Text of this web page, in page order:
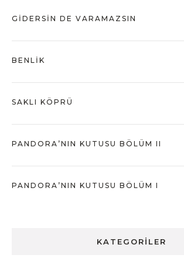
GIDERSIN DE VARAMAZSIN
BENLIK
SAKLI KÖPRÜ
PANDORA’NIN KUTUSU BÖLÜM II
PANDORA’NIN KUTUSU BÖLÜM I
KATEGORILER